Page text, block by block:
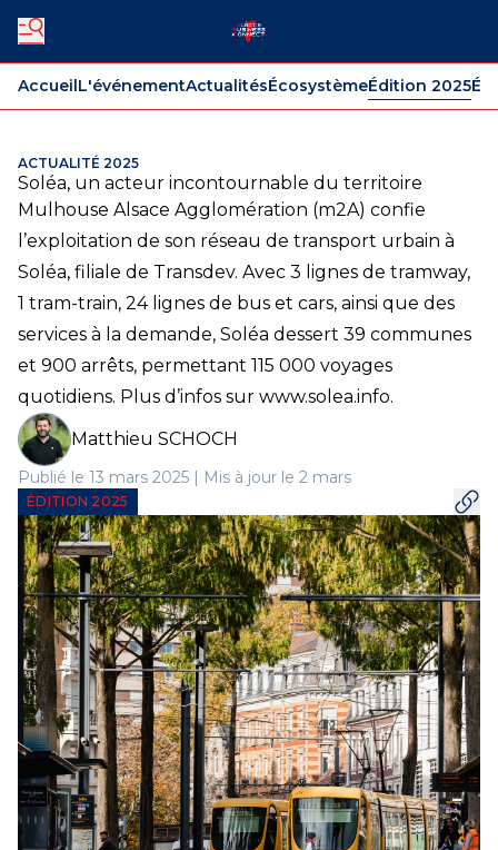
AccueilL'événementActualitésÉcosystèmeÉdition 2025
ACTUALITÉ 2025
Soléa, un acteur incontournable du territoire
Mulhouse Alsace Agglomération (m2A) confie
l’exploitation de son réseau de transport urbain à
Soléa, filiale de Transdev. Avec 3 lignes de tramway,
1 tram-train, 24 lignes de bus et cars, ainsi que des
services à la demande, Soléa dessert 39 communes
et 900 arrêts, permettant 115 000 voyages
quotidiens. Plus d’infos sur www.solea.info.
Matthieu SCHOCH
Publié le 13 mars 2025 | Mis à jour le 2 mars
ÉDITION 2025